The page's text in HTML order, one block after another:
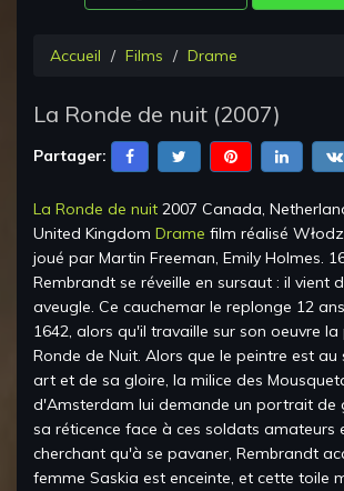
Accueil Films Drame
La Ronde de nuit (2007)
Partager:
La Ronde de nuit 2007 Canada,
United Kingdom Drame film réalisé
joué par Martin Freeman, Emily Holmes.
Rembrandt se réveille en sursaut : il vient
aveugle. Ce cauchemar le replonge 12
1642, alors qu'il travaille sur son oeuvre la
Ronde de Nuit. Alors que le peintre est
art et de sa gloire, la milice des
d'Amsterdam lui demande un portrait de
sa réticence face à ces soldats amateurs
cherchant qu'à se pavaner, Rembrandt
femme Saskia est enceinte, et cette toile